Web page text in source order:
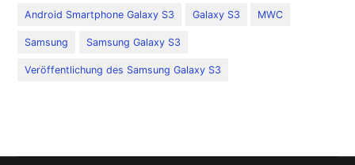
Android Smartphone Galaxy S3 Galaxy S3 MWC
Samsung Samsung Galaxy S3
Veröffentlichung des Samsung Galaxy S3